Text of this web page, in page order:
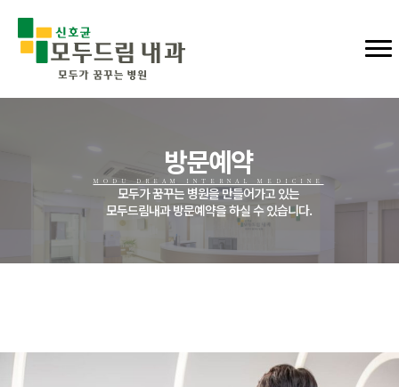
방문예약
MODU DREAM INTERNAL MEDICINE
모두가 꿈꾸는 병원을 만들어가고 있는
모두드림내과 방문예약을 하실 수 있습니다.